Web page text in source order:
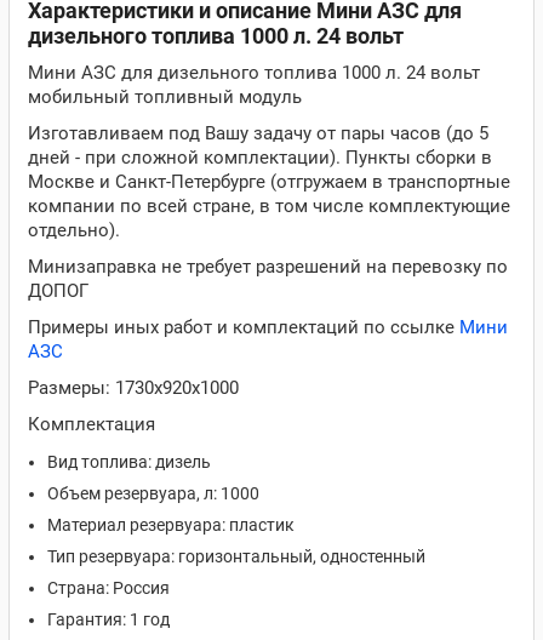
Характеристики и описание Мини АЗС для
дизельного топлива 1000 л. 24 вольт
Мини АЗС для дизельного топлива 1000 л. 24 вольт
мобильный топливный модуль
Изготавливаем под Вашу задачу от пары часов (до 5
дней - при сложной комплектации). Пункты сборки в
Москве и Санкт-Петербурге (отгружаем в транспортные
компании по всей стране, в том числе комплектующие
отдельно).
Минизаправка не требует разрешений на перевозку по
ДОПОГ
Примеры иных работ и комплектаций по ссылке Мини
АЗС
Размеры: 1730х920х1000
Комплектация
Вид топлива: дизель
Объем резервуара, л: 1000
Материал резервуара: пластик
Тип резервуара: горизонтальный, одностенный
Страна: Россия
Гарантия: 1 год